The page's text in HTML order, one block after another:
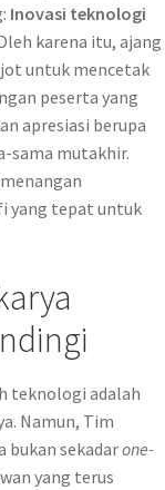
Inovasi teknologi
karena itu, ajang
untuk mencetak
peserta yang
apresiasi berupa
sama mutakhir.
yang tepat untuk
teknologi adalah
Namun, Tim
bukan sekadarone-
yang terus